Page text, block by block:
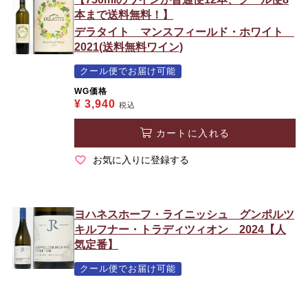
本まで送料無料！】
デラタイト マンスフィールド・ホワイト
2021(送料無料ワイン)
クール便でお届け可能
WG価格
¥ 3,940 税込
カートに入れる
お気に入りに登録する
ヨハネスホーフ・ライニッシュ グンポルツ
キルフナー・トラディツィオン 2024【人
気定番】
クール便でお届け可能